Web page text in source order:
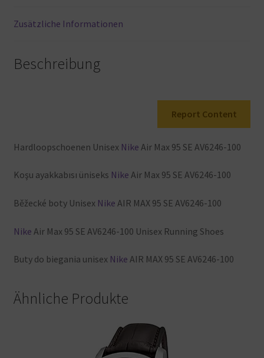
UK
EUR
Zusätzliche Informationen
Beschreibung
Report Content
Hardloopschoenen Unisex Nike Air Max 95 SE AV6246-100
Koşu ayakkabısı üniseks Nike Air Max 95 SE AV6246-100
Běžecké boty Unisex Nike AIR MAX 95 SE AV6246-100
Nike Air Max 95 SE AV6246-100 Unisex Running Shoes
Buty do biegania unisex Nike AIR MAX 95 SE AV6246-100
Ähnliche Produkte